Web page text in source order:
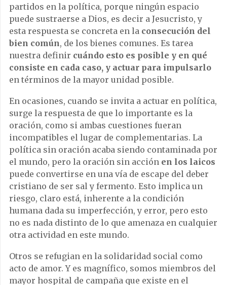
partidos en la política, porque ningún espacio
puede sustraerse a Dios, es decir a Jesucristo, y
esta respuesta se concreta en la consecución del
bien común, de los bienes comunes. Es tarea
nuestra definir cuándo esto es posible y en qué
consiste en cada caso, y actuar para impulsarlo
en términos de la mayor unidad posible.
En ocasiones, cuando se invita a actuar en política,
surge la respuesta de que lo importante es la
oración, como si ambas cuestiones fueran
incompatibles el lugar de complementarias. La
política sin oración acaba siendo contaminada por
el mundo, pero la oración sin acción en los laicos
puede convertirse en una vía de escape del deber
cristiano de ser sal y fermento. Esto implica un
riesgo, claro está, inherente a la condición
humana dada su imperfección, y error, pero esto
no es nada distinto de lo que amenaza en cualquier
otra actividad en este mundo.
Otros se refugian en la solidaridad social como
acto de amor. Y es magnífico, somos miembros del
mayor hospital de campaña que existe en el